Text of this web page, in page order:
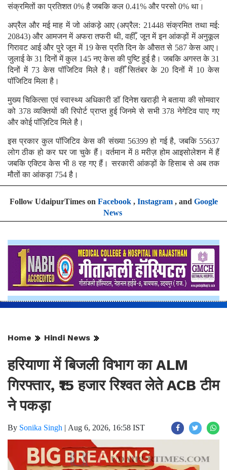
संक्रमितों का प्रतिशत 0% है जबकि कल 0.41% और परसो 0% था।
अप्रैल और मई माह में जो आंकड़े आए (अप्रैल: 21448 संक्रमित तथा मई:
20843) और आमजन में अफरा तफरी थी, वहीँ, जून में इन आंकड़ों में अनुकूल
गिरावट आई और पुरे जून में 19 केस प्रति दिन के औसत से 587 केस आए।
जुलाई के 31 दिनों में कुल 145 नए केस की पुष्टि हुई है। जबकि अगस्त के 31
दिनों में 73 केस पॉजिटिव मिले है। वहीँ सितंबर के 20 दिनों में 10 केस
पॉजिटिव मिला है।
मुख्य चिकित्सा एवं स्वास्थ्य अधिकारी डॉ दिनेश खराड़ी ने बताया की सोमवार
को 378 व्यक्तियों की रिपोर्ट प्राप्त हुई जिनमे से सभी 378 नेगेटिव पाए गए
और कोई पॉज़िटिव मिले है।
इस प्रकार कुल पॉजिटिव केस की संख्या 56399 हो गई है, जबकि 55637
लोग ठीक हो कर घर जा चुके हैं। वर्तमान में 8 मरीज़ होम आइसोलेशन में हैं
जबकि एक्टिव केस भी 8 रह गए हैं। सरकारी आंकड़ों के हिसाब से अब तक
मौतों का आंकड़ा 754 है।
Follow UdaipurTimes on Facebook, Instagram, and Google
News
Home Hindi News
हरियाणा में बिजली विभाग का ALM
गिरफ्तार, ₹15 हजार रिश्वत लेते ACB टीम
ने पकड़ा
By Sonika Singh | Aug 6, 2026, 16:58 IST